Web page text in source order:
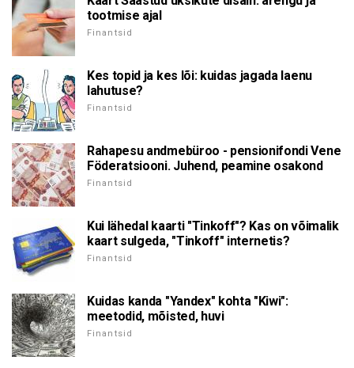
tootmise ajal
Finantsid
Kes topid ja kes lõi: kuidas jagada laenu
lahutuse?
Finantsid
Rahapesu andmebüroo - pensionifondi Vene
Föderatsiooni. Juhend, peamine osakond
Finantsid
Kui lähedal kaarti "Tinkoff"? Kas on võimalik
kaart sulgeda, "Tinkoff" internetis?
Finantsid
Kuidas kanda "Yandex" kohta "Kiwi":
meetodid, mõisted, huvi
Finantsid